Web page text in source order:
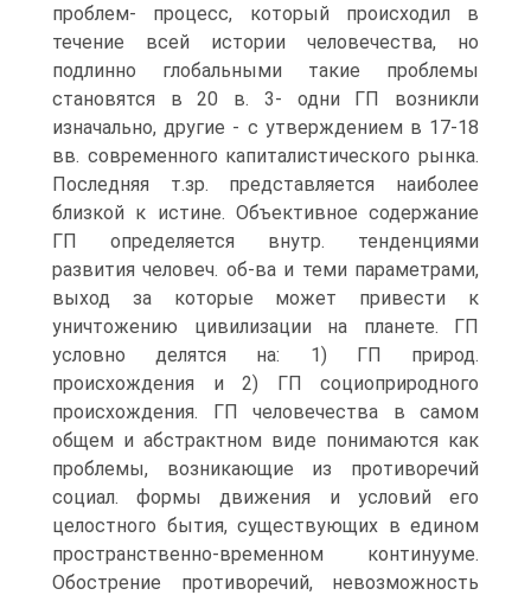
проблем- процесс, который происходил в
течение всей истории человечества, но
подлинно глобальными такие проблемы
становятся в 20 в. 3- одни ГП возникли
изначально, другие - с утверждением в 17-18
вв. современного капиталистического рынка.
Последняя т.зр. представляется наиболее
близкой к истине. Объективное содержание
ГП определяется внутр. тенденциями
развития человеч. об-ва и теми параметрами,
выход за которые может привести к
уничтожению цивилизации на планете. ГП
условно делятся на: 1) ГП природ.
происхождения и 2) ГП социоприродного
происхождения. ГП человечества в самом
общем и абстрактном виде понимаются как
проблемы, возникающие из противоречий
социал. формы движения и условий его
целостного бытия, существующих в едином
пространственно-временном континууме.
Обострение противоречий, невозможность